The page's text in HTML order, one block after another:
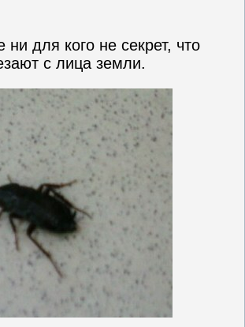
для кого не секрет, что
с лица земли.